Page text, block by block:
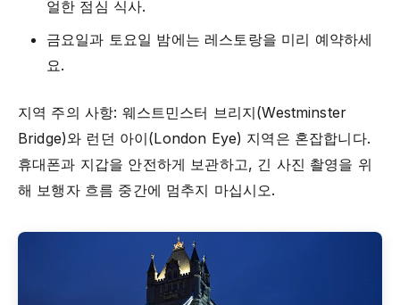
얼한 점심 식사.
금요일과 토요일 밤에는 레스토랑을 미리 예약하세
요.
지역 주의 사항: 웨스트민스터 브리지(Westminster
Bridge)와 런던 아이(London Eye) 지역은 혼잡합니다.
휴대폰과 지갑을 안전하게 보관하고, 긴 사진 촬영을 위
해 보행자 흐름 중간에 멈추지 마십시오.